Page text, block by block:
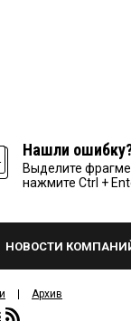
Нашли
Выделите
нажмите Ctrl +
НОВОСТИ
Архив